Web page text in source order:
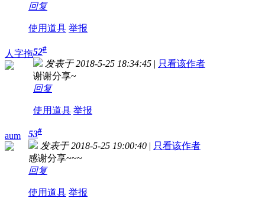
回复
使用道具 举报
人字拖52#
发表于 2018-5-25 18:34:45 | 只看该作者
谢谢分享~
回复
使用道具 举报
aum 53#
发表于 2018-5-25 19:00:40 | 只看该作者
感谢分享~~~
回复
使用道具 举报